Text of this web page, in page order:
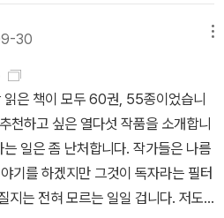
간 백만 달러의 수입을 가져오는 셔먼
, 그냥 살아주기로 마음먹게 만들지
로 마리아와 결별을 하기엔 마리아
던 거다. 그리하여 어느 날, 여행을 마
가 4만 불짜리 메르세데스에 태우고
실수로 뉴욕의 빈민가, 흑인과 푸에
우범지대로 들어서게 된다. 길을 찾
던 중 장애물 때문에 정차하게 되고,
대개 어부들과 공산당원들(인상착
않다)이다.그 식당에서 포크너를
부르주아적인가 비부르주아적인
명확한 소설명 언급이 되어 있지 않
언급한 [소리와 분노]일 가능성이
하창수 옮김 / 현대문학 / 2013년 11
통에 담아두었던 브랜디를 마시며
를 읽는다.그것이 비수기의 그리스
두 훌륭한 작품으로 이 가운데서 또
적인 예가 미셸 오스트의 <밤의 노
>, 엔리케 빌라-마따스의 <바틀비와
단편집 <캐서린 앤 포터스>, 유진 오
상병의 <천상병 시선>, 레이날도 아
<여름의 기억>, 루이스 마르틴 산토
메트르의 <오르부아르>를 들 수 있겠
순서는 책 읽은 날짜순입니다. 1. 치
덕> 아체베의 아프리카 3부작과 잘
30
은 책이 모두 60권, 55종이었습니
천하고 싶은 열다섯 작품을 소개합니
일은 좀 난처합니다. 작가들은 나름
기를 하겠지만 그것이 독자라는 필터
지는 전혀 모르는 일일 겁니다. 저도